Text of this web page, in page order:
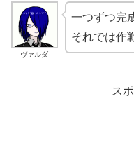
ヴァルダ
一つずつ完
それでは作
ス